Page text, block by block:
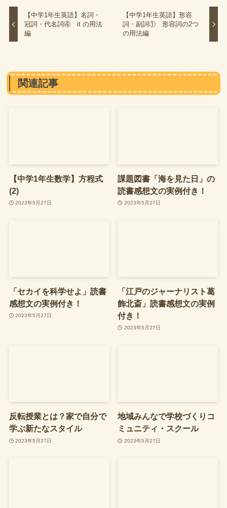
【中学1年生英語】名詞・
冠詞・代名詞④ it の用法
編
【中学1年生英語】形容
詞・副詞① 形容詞の2つ
の用法編
関連記事
【中学1年生数学】方程式
(2)
2023年5月27日
課題図書「海を見た日」の
読書感想文の実例付き！
2023年5月27日
「セカイを科学せよ」読書
感想文の実例付き！
2023年5月27日
「江戸のジャーナリスト葛
飾北斎」読書感想文の実例
付き！
2023年5月27日
反転授業とは？家で自分で
学ぶ新たなスタイル
2023年5月27日
地域みんなで学校づくりコ
ミュニティ・スクール
2023年5月27日